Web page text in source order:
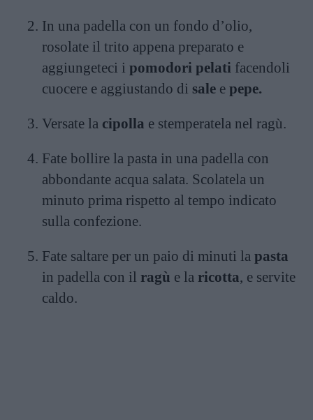
In una padella con un fondo d’olio,
rosolate il trito appena preparato e
aggiungeteci i pomodori pelati facendoli
cuocere e aggiustando di sale e pepe.
Versate la cipolla e stemperatela nel ragù.
Fate bollire la pasta in una padella con
abbondante acqua salata. Scolatela un
minuto prima rispetto al tempo indicato
sulla confezione.
Fate saltare per un paio di minuti la pasta
in padella con il ragù e la ricotta, e servite
caldo.